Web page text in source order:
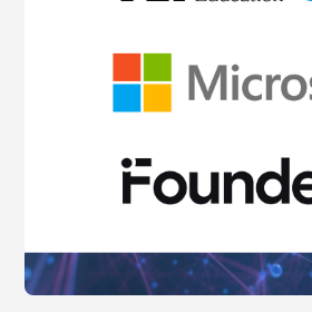
Sustainable Investing Certificate
Certificación
Virtual